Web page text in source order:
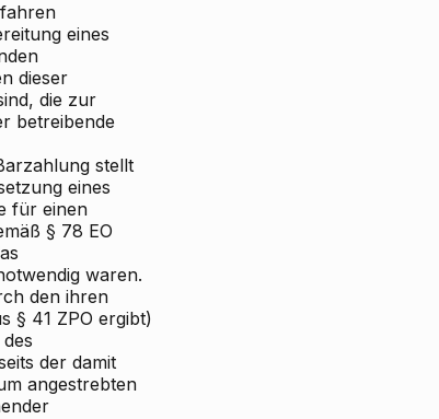
eines
dieser
die zur
betreibende
stellt
eines
für einen
§ 78 EO
waren.
den ihren
§ 41 ZPO ergibt)
der damit
angestrebten